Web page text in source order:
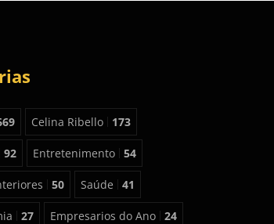
Celina Ribello 173
92 Entretenimento 54
50 Saúde 41
27 Empresarios do Ano 24